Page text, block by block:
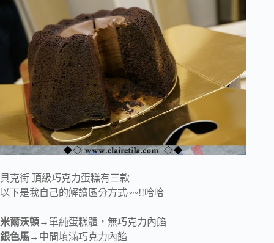
貝克街 頂級巧克力蛋糕有三款
以下是我自己的解讀區分方式~~!!哈哈
米爾沃頓→單純蛋糕體，無巧克力內餡
銀色馬→中間填滿巧克力內餡